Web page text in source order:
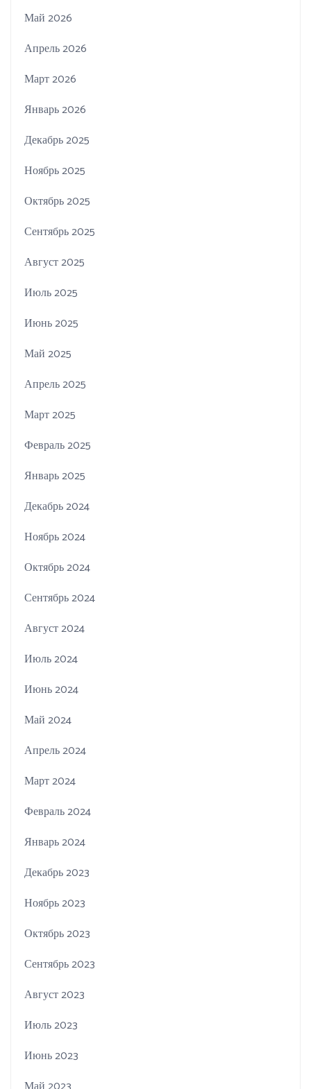
Май 2026
Апрель 2026
Март 2026
Январь 2026
Декабрь 2025
Ноябрь 2025
Октябрь 2025
Сентябрь 2025
Август 2025
Июль 2025
Июнь 2025
Май 2025
Апрель 2025
Март 2025
Февраль 2025
Январь 2025
Декабрь 2024
Ноябрь 2024
Октябрь 2024
Сентябрь 2024
Август 2024
Июль 2024
Июнь 2024
Май 2024
Апрель 2024
Март 2024
Февраль 2024
Январь 2024
Декабрь 2023
Ноябрь 2023
Октябрь 2023
Сентябрь 2023
Август 2023
Июль 2023
Июнь 2023